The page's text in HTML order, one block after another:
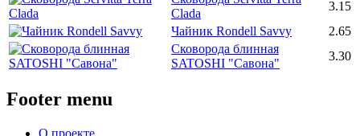
Clada
3.15
Чайник Rondell Savvy
2.65
Сковорода блинная
SATOSHI "Савона"
3.30
Footer menu